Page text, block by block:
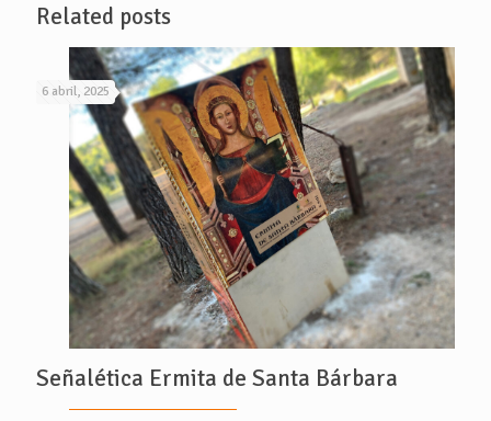
Related posts
6 abril, 2025
Señalética Ermita de Santa Bárbara